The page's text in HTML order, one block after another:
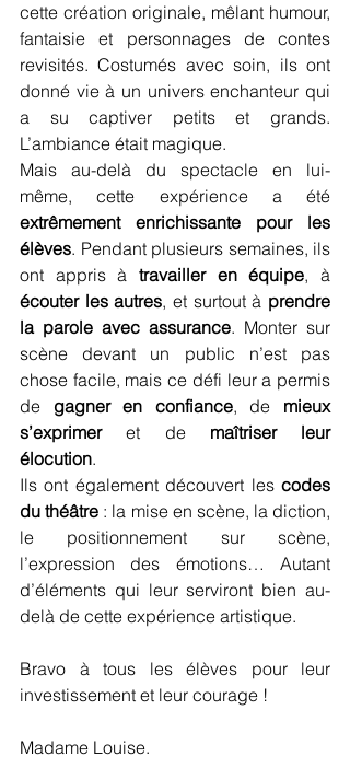
cette création originale, mêlant humour,
fantaisie et personnages de contes
revisités. Costumés avec soin, ils ont
donné vie à un univers enchanteur qui
a su captiver petits et grands.
L’ambiance était magique.
Mais au-delà du spectacle en lui-
extrêmement enrichissante pour les
élèves. Pendant plusieurs semaines, ils
ont appris à travailler en équipe
écouter les autres, et surtout à prendre
la parole avec assurance. Monter sur
scène devant un public n’est pas
chose facile, mais ce défi leur a permis
de gagner en confiance, de mieux
s’exprimer et de maîtriser leur
élocution.
Ils ont également découvert les codes
du théâtre : la mise en scène, la diction,
le positionnement sur scène,
l’expression des émotions… Autant
d’éléments qui leur serviront bien au-
delà de cette expérience artistique.
Bravo à tous les élèves pour leur
investissement et leur courage !
Madame Louise.